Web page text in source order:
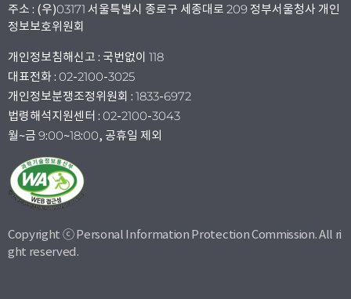
주소 : (우)03171 서울특별시 종로구 세종대로 209 정부서울청사 개인
정보보호위원회
개인정보침해신고 : 국번없이 118
대표전화 : 02-2100-3025
개인정보분쟁조정위원회 : 1833-6972
법령해석지원센터 : 02-2100-3043
월~금 9:00~18:00, 공휴일 제외
Copyright ⓒ Personal Information Protection Commission. All ri
ght reserved.